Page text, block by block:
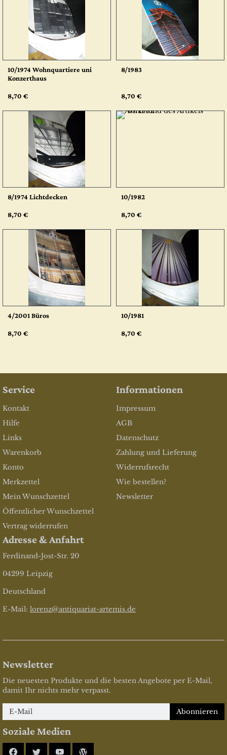
10/1974 Wohnquartiere uni
Konzerthaus
8,70 €
8/1983
8,70 €
8/1974 Lichtdecken
8,70 €
10/1982
8,70 €
4/2001 Büros
8,70 €
10/1981
8,70 €
Service
Kontakt
Hilfe
Links
Warenkorb
Konto
Merkzettel
Mein Wunschzettel
Öffentlicher Wunschzettel
Vertrag widerrufen
Informationen
Impressum
AGB
Datenschutz
Zahlung und Lieferung
Widerrufsrecht
Wie bestellen?
Newsletter
Adresse & Anfahrt
Ferdinand-Jost-Str. 20
04299 Leipzig
Deutschland
E-Mail: lorenz@antiquariat-artemis.de
Newsletter
Die neuesten Produkte und die besten Angebote per E-Mail,
damit Ihr nichts mehr verpasst.
Newsletter
Abonnieren
Soziale Medien
FacebookTwitterYouTube
Blog